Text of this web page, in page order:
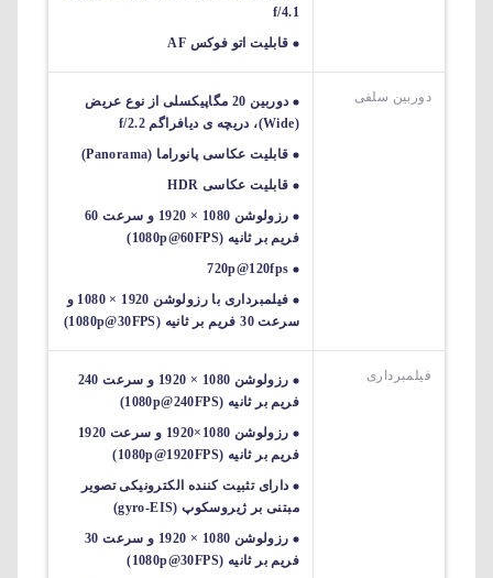
f/4.1
قابلیت اتو فوکس AF
دوربین سلفی
دوربین 20 مگاپیکسلی از نوع عریض
(Wide)، دریچه ی دیافراگم f/2.2
قابلیت عکاسی پانوراما (Panorama)
قابلیت عکاسی HDR
رزولوشن 1080 × 1920 و سرعت 60
فریم بر ثانیه (1080p@60FPS)
720p@120fps
فیلمبرداری با رزولوشن 1920 × 1080 و
سرعت 30 فریم بر ثانیه (1080p@30FPS)
فیلمبرداری
رزولوشن 1080 × 1920 و سرعت 240
فریم بر ثانیه (1080p@240FPS)
رزولوشن 1080×1920 و سرعت 1920
فریم بر ثانیه (1080p@1920FPS)
دارای تثبیت کننده الکترونیکی تصویر
مبتنی بر ژیروسکوپ (gyro-EIS)
رزولوشن 1080 × 1920 و سرعت 30
فریم بر ثانیه (1080p@30FPS)